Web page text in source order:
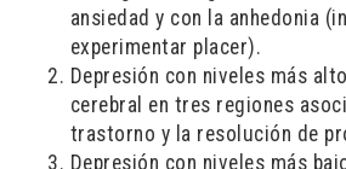
ansiedad y con la anhedonia
experimentar placer).
Depresión con niveles más
cerebral en tres regiones
trastorno y la resolución de
Depresión con niveles más